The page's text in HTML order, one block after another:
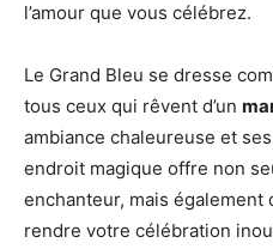
l’amour que vous célébrez.
Le Grand Bleu se dresse
tous ceux qui rêvent d’un
ambiance chaleureuse et
endroit magique offre non
enchanteur, mais
rendre votre célébration